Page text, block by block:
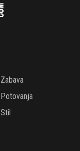
Zabava
Potovanja
Stil